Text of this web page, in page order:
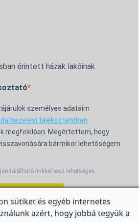
érintett házak lakóinak
személyes adataim
tájékoztatóban
megfelelően. Megértettem, hogy
bármikor lehetőségem
található linkkel lesz lehetséges.
clickHERE.
sütiket és egyéb internetes
azért, hogy jobbá tegyük a